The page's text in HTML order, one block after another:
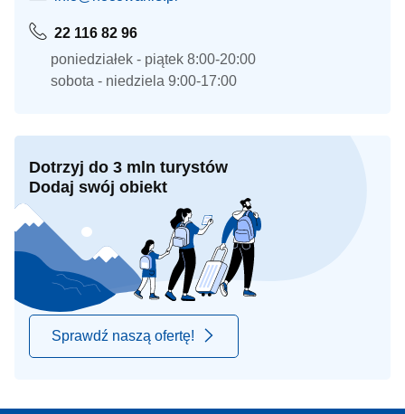
22 116 82 96
poniedziałek - piątek 8:00-20:00
sobota - niedziela 9:00-17:00
Dotrzyj do 3 mln turystów
Dodaj swój obiekt
Sprawdź naszą ofertę!